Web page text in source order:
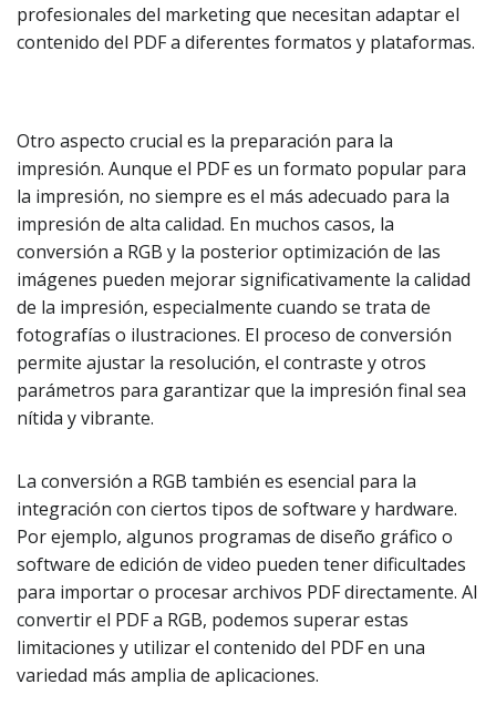
profesionales del marketing que necesitan adaptar el
contenido del PDF a diferentes formatos y plataformas.
Otro aspecto crucial es la preparación para la
impresión. Aunque el PDF es un formato popular para
la impresión, no siempre es el más adecuado para la
impresión de alta calidad. En muchos casos, la
conversión a RGB y la posterior optimización de las
imágenes pueden mejorar significativamente la calidad
de la impresión, especialmente cuando se trata de
fotografías o ilustraciones. El proceso de conversión
permite ajustar la resolución, el contraste y otros
parámetros para garantizar que la impresión final sea
nítida y vibrante.
La conversión a RGB también es esencial para la
integración con ciertos tipos de software y hardware.
Por ejemplo, algunos programas de diseño gráfico o
software de edición de video pueden tener dificultades
para importar o procesar archivos PDF directamente. Al
convertir el PDF a RGB, podemos superar estas
limitaciones y utilizar el contenido del PDF en una
variedad más amplia de aplicaciones.